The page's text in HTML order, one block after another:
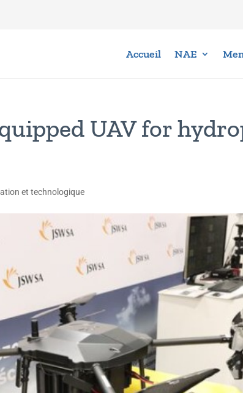
Accueil NAE
UAV for
et technologique